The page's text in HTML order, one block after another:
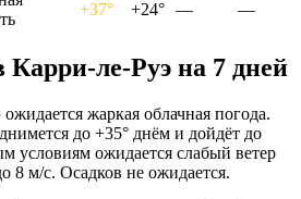
+37° +24° — —
Карри-ле-Руэ на 7 дней
жаркая облачная погода.
до +35° днём и дойдёт до
условиям ожидается слабый ветер
8 м/с. Осадков не ожидается.